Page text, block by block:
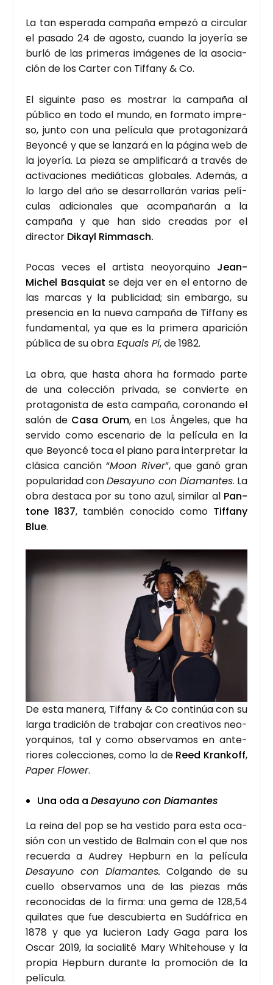
La tan espe­ra­da cam­pa­ña empe­zó a cir­cu­lar
el pasa­do 24 de agos­to, cuan­do la joye­ría se
bur­ló de las pri­me­ras imá­ge­nes de la aso­cia­
ción de los Car­ter con Tif­fany & Co.
El siguin­te paso es mos­trar la cam­pa­ña al
públi­co en todo el mun­do, en for­ma­to impre­
so, jun­to con una pelí­cu­la que pro­ta­go­ni­za­rá
Beyon­cé y que se lan­za­rá en la pági­na web de
la joye­ría. La pie­za se ampli­fi­ca­rá a tra­vés de
acti­va­cio­nes mediá­ti­cas glo­ba­les. Ade­más, a
lo lar­go del año se desa­rro­lla­rán varias pelí­
cu­las adi­cio­na­les que acom­pa­ña­rán a la
cam­pa­ña y que han sido crea­das por el
direc­tor Dikayl Rim­masch.
Pocas veces el artis­ta neo­yor­quino Jean-
Michel Bas­quiat se deja ver en el entorno de
las mar­cas y la publi­ci­dad; sin embar­go, su
pre­sen­cia en la nue­va cam­pa­ña de Tif­fany es
fun­da­men­tal, ya que es la pri­me­ra apa­ri­ción
públi­ca de su obra Equals Pi, de 1982.
La obra, que has­ta aho­ra ha for­ma­do par­te
de una colec­ción pri­va­da, se con­vier­te en
pro­ta­go­nis­ta de esta cam­pa­ña, coro­nan­do el
salón de Casa Orum, en Los Ánge­les, que ha
ser­vi­do como esce­na­rio de la pelí­cu­la en la
que Beyon­cé toca el piano para inter­pre­tar la
clá­si­ca can­ción “Moon River”, que ganó gran
popu­la­ri­dad conDesa­yuno con Dia­man­tes. La
obra des­ta­ca por su tono azul, simi­lar al Pan­
to­ne 1837, tam­bién cono­ci­do como Tif­fany
Blue.
De esta mane­ra, Tif­fany & Co con­ti­núa con su
lar­ga tra­di­ción de tra­ba­jar con crea­ti­vos neo­
yor­qui­nos, tal y como obser­va­mos en ante­
rio­res colec­cio­nes, como la de Reed Kran­koff,
Paper Flo­wer.
Una oda a Desa­yuno con Dia­man­tes
La rei­na del pop se ha ves­ti­do para esta oca­
sión con un ves­ti­do de Bal­main con el que nos
recuer­da a Audrey Hep­burn en la pelí­cu­la
Desa­yuno con Dia­man­tes. Col­gan­do de su
cue­llo obser­va­mos una de las pie­zas más
reco­no­ci­das de la fir­ma: una gema de 128,54
qui­la­tes que fue des­cu­bier­ta en Sudá­fri­ca en
1878 y que ya lucie­ron Lady Gaga para los
Oscar 2019, la socia­li­té Mary Whi­tehou­se y la
pro­pia Hep­burn duran­te la pro­mo­ción de la
pelí­cu­la.